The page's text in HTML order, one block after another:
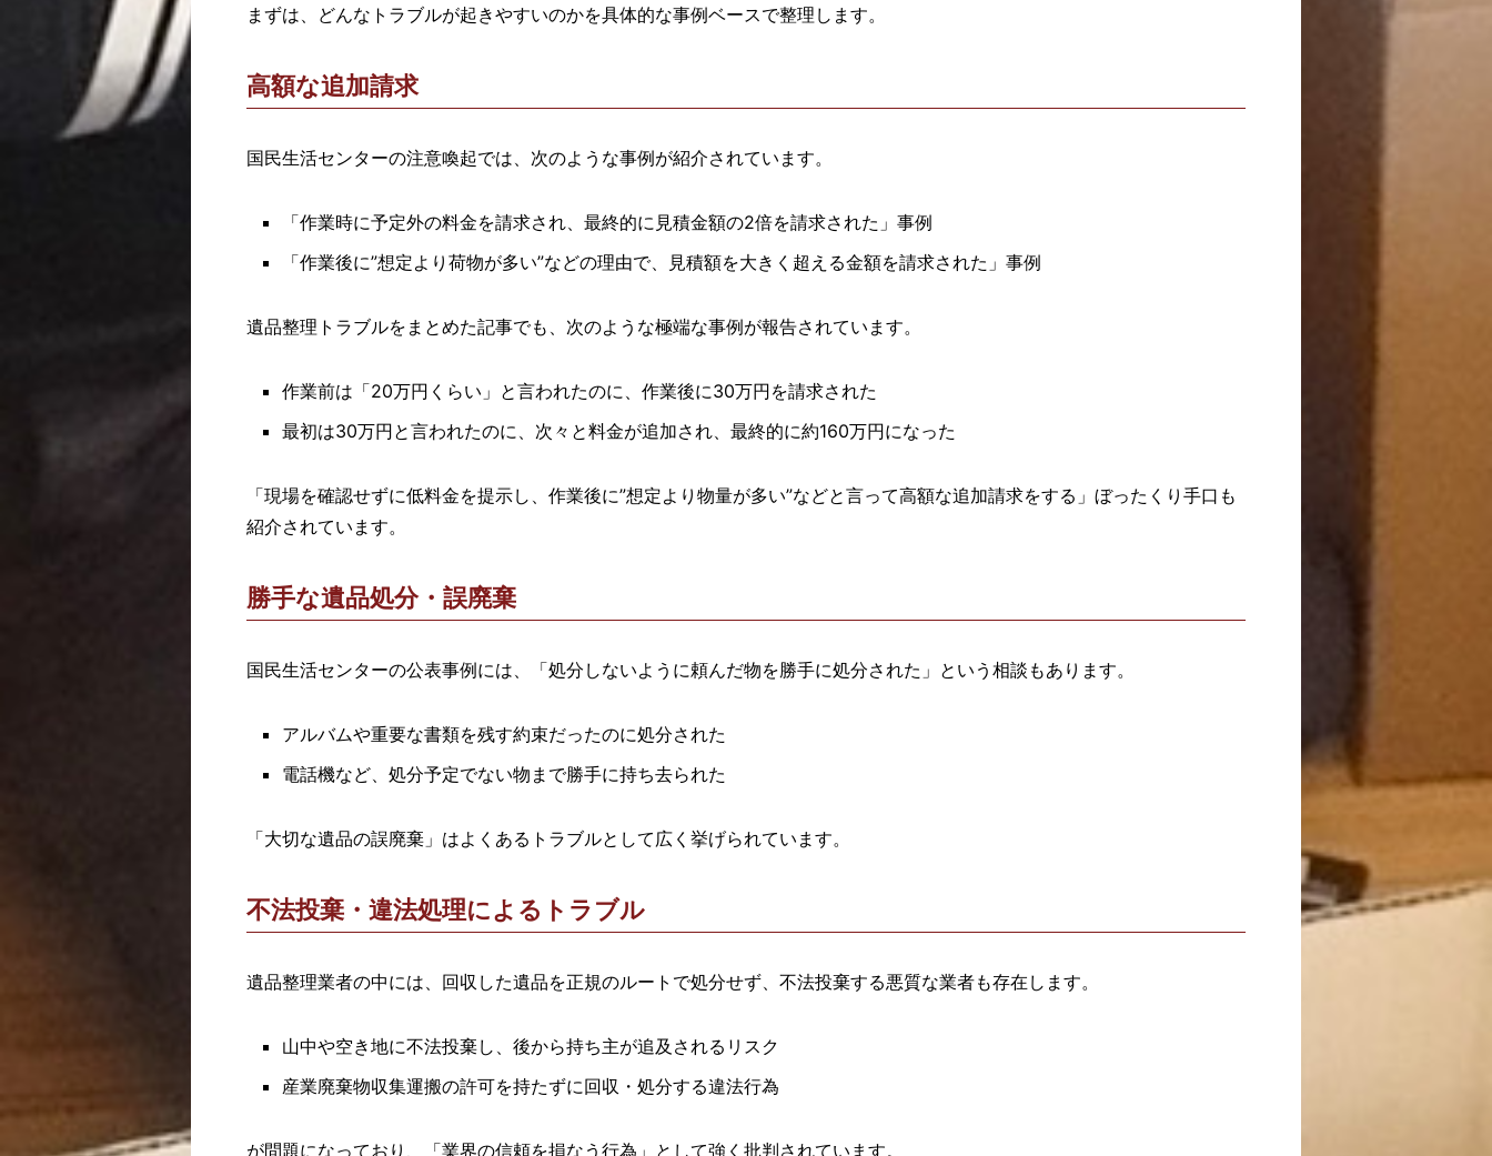
まずは、どんなトラブルが起きやすいのかを具体的な事例ベースで整理します。
高額な追加請求
国民生活センターの注意喚起では、次のような事例が紹介されています。
「作業時に予定外の料金を請求され、最終的に見積金額の2倍を請求された」事例
「作業後に”想定より荷物が多い”などの理由で、見積額を大きく超える金額を請求された」事例
遺品整理トラブルをまとめた記事でも、次のような極端な事例が報告されています。
作業前は「20万円くらい」と言われたのに、作業後に30万円を請求された
最初は30万円と言われたのに、次々と料金が追加され、最終的に約160万円になった
「現場を確認せずに低料金を提示し、作業後に”想定より物量が多い”などと言って高額な追加請求をする」ぼったくり手口も
紹介されています。
勝手な遺品処分・誤廃棄
国民生活センターの公表事例には、「処分しないように頼んだ物を勝手に処分された」という相談もあります。
アルバムや重要な書類を残す約束だったのに処分された
電話機など、処分予定でない物まで勝手に持ち去られた
「大切な遺品の誤廃棄」はよくあるトラブルとして広く挙げられています。
不法投棄・違法処理によるトラブル
遺品整理業者の中には、回収した遺品を正規のルートで処分せず、不法投棄する悪質な業者も存在します。
山中や空き地に不法投棄し、後から持ち主が追及されるリスク
産業廃棄物収集運搬の許可を持たずに回収・処分する違法行為
が問題になっており、「業界の信頼を損なう行為」として強く批判されています。